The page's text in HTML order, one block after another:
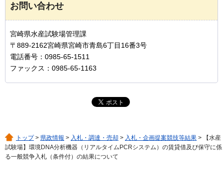
お問い合わせ
宮崎県水産試験場管理課
〒889-2162宮崎県宮崎市青島6丁目16番3号
電話番号：0985-65-1511
ファックス：0985-65-1163
トップ> 県政情報 > 入札・調達・売却 > 入札・企画提案競技等結果 > 【水産
試験場】環境DNA分析機器（リアルタイムPCRシステム）の賃貸借及び保守に係
る一般競争入札（条件付）の結果について